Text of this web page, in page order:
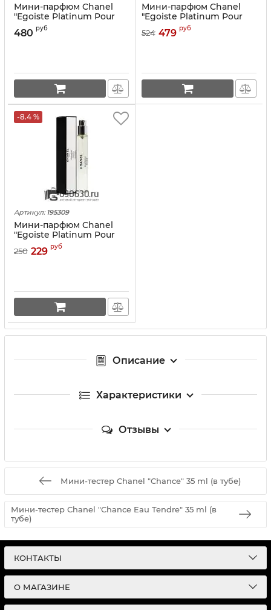
Мини-парфюм Chanel
"Egoiste Platinum Pour
Homme" 33 ml Special
Production
480 руб
Мини-парфюм Chanel
"Egoiste Platinum Pour
Homme" 38 ml NEW
524 479 руб
-8.4 %
Артикул: 195309
Мини-парфюм Chanel
"Egoiste Platinum Pour
Homme" 18 ml
250 229 руб
Описание
Характеристики
Отзывы
Мини-тестер Chanel "Chance" 35 ml (в тубе)
Мини-тестер Chanel "Chance Eau Tendre" 35 ml (в
тубе)
КОНТАКТЫ
О МАГАЗИНЕ